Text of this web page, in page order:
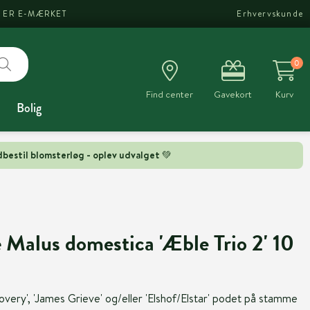
blomsterløg - oplev udvalget 💚
ER E-MÆRKET Erhvervskunde
Bolig
Find center Gavekort
0
Kurv
domestica 'Æble Trio 2' 10
'James Grieve' og/eller 'Elshof/Elstar' podet på stamme